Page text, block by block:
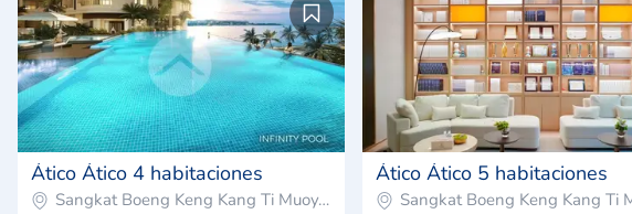
Ático Ático 4 habitaciones
Sangkat Boeng Keng Kang Ti Muoy, Camboya
Ático Ático 5 habitaciones